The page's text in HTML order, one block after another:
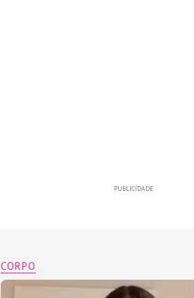
PUBLICIDADE
CORPO